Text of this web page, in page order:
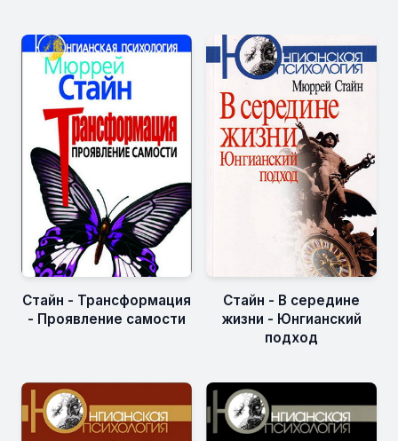
Стайн - Трансформация
- Проявление самости
Стайн - В середине
жизни - Юнгианский
подход